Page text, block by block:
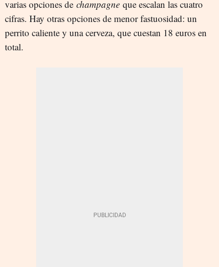
varias opciones de champagne que escalan las cuatro
cifras. Hay otras opciones de menor fastuosidad: un
perrito caliente y una cerveza, que cuestan 18 euros en
total.